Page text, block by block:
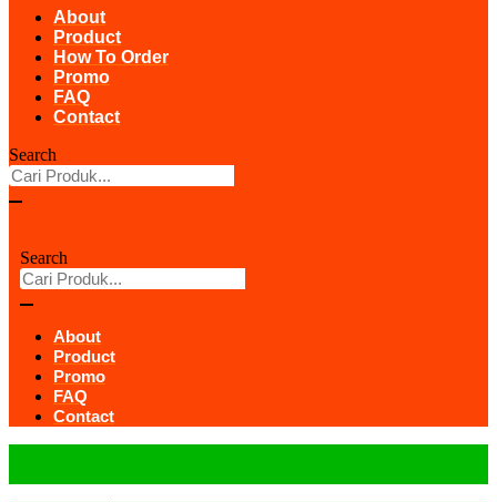
About
Product
How To Order
Promo
FAQ
Contact
Search
Search
About
Product
Promo
FAQ
Contact